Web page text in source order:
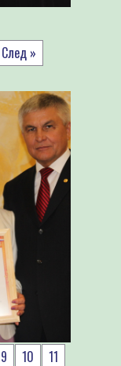
След »
9 10
11